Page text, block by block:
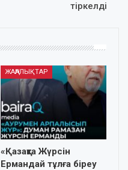
тіркелді
ЖАҢАЛЫҚТАР
«Қазақта Жүрсін
Ермандай тұлға біреу